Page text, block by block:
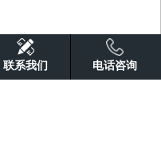
联系我们 电话咨询